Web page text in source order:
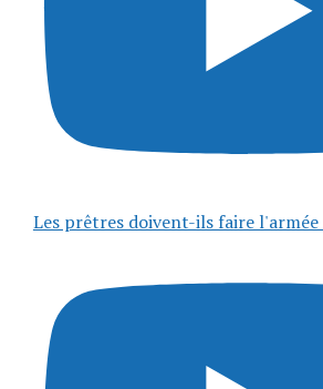
Les prêtres doivent-ils faire l'armée